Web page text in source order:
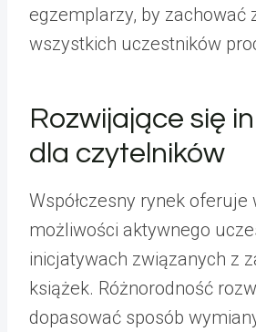
egzemplarzy, by zachować
wszystkich uczestników
Rozwijające się
dla czytelników
Współczesny rynek oferuje
możliwości aktywnego
inicjatywach związanych z
książek. Różnorodność
dopasować sposób